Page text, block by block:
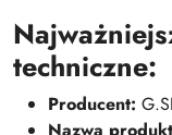
techniczne:
Producent:
Nazwa